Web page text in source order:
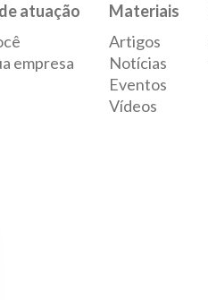
atuação
empresa
Materiais
Artigos
Notícias
Eventos
Vídeos